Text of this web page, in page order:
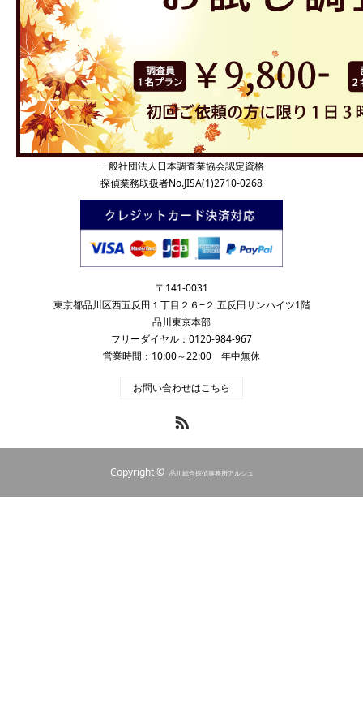
一般社団法人日本調査業協会認定資格
探偵業務取扱者No.JISA(1)2710-0268
〒141-0031
東京都品川区西五反田１丁目２６−２ 五反田サンハイツ1階
品川東京本部
フリーダイヤル：0120-984-967
営業時間：10:00～22:00 年中無休
お問い合わせはこちら
Copyright © 品川総合探偵事務所アルシュ